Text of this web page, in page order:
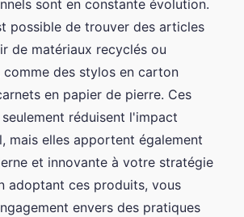
sont en constante évolution.
possible de trouver des articles
de matériaux recyclés ou
comme des stylos en carton
en papier de pierre. Ces
réduisent l'impact
mais elles apportent également
et innovante à votre stratégie
adoptant ces produits, vous
envers des pratiques